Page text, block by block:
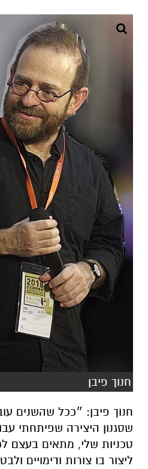
חנוך פיבן
חנוך פיבן: ״ככל שהשנים
שסגנון היצירה שפיתחתי
טכניות שלי, מתאים בעצם
ליצור בו צורות ודימויים